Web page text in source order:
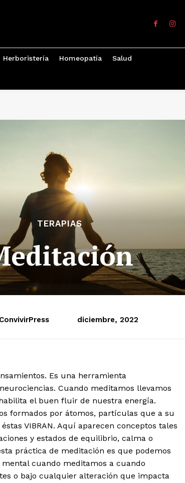
Herboristería Homeopatía Salud
TERAPIAS
ConvivirPress diciembre, 2022
Es una herramienta
Cuando meditamos llevamos
el buen fluir de nuestra energía.
formados por átomos, partículas que a su
VIBRAN. Aquí aparecen conceptos tales
y estados de equilibrio, calma o
práctica de meditación es que podemos
cuando meditamos a cuando
o bajo cualquier alteración que impacta